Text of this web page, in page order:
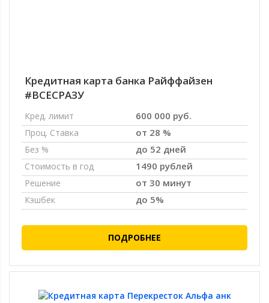
Кредитная карта банка Райффайзен
#ВСЕСРАЗУ
Кред. лимит 600 000 руб.
Проц. Ставка от 28 %
Без % до 52 дней
Стоимость в год 1490 рублей
Решение от 30 минут
Кэшбек до 5%
ПОДРОБНЕЕ